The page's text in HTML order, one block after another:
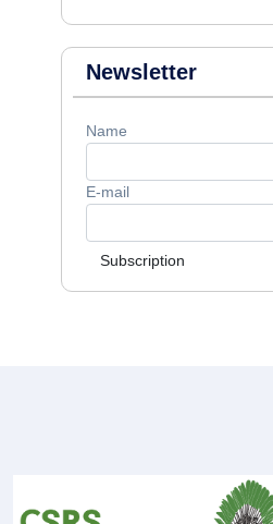
Newsletter
Name
E-mail
Subscription